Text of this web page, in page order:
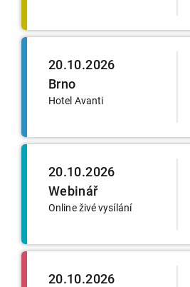
20.10.2026
Brno
Hotel Avanti
20.10.2026
Webinář
Online živé vysílání
20.10.2026